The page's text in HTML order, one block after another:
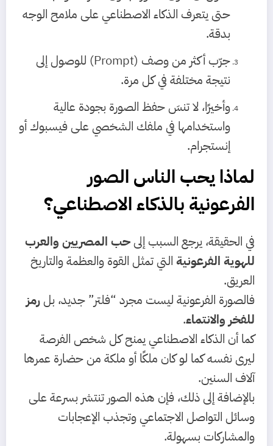
حتى يتعرف الذكاء الاصطناعي على ملامح الوجه
بدقة.
جرّب أكثر من وصف (Prompt) للوصول إلى
نتيجة مختلفة في كل مرة.
وأخيرًا، لا تنسَ حفظ الصورة بجودة عالية
واستخدامها في ملفك الشخصي على فيسبوك أو
إنستجرام.
لماذا يحب الناس الصور
الفرعونية بالذكاء الاصطناعي؟
في الحقيقة، يرجع السبب إلىحب المصريين والعرب
للهوية الفرعونية التي تمثل القوة والعظمة والتاريخ
العريق.
فالصورة الفرعونية ليست مجرد “فلتر” جديد، بلرمز
للفخر والانتماء.
كما أن الذكاء الاصطناعي يمنح كل شخص الفرصة
ليرى نفسه كما لو كان ملكًا أو ملكة من حضارة عمرها
آلاف السنين.
بالإضافة إلى ذلك، فإن هذه الصور تنتشر بسرعة على
وسائل التواصل الاجتماعي وتجذب الإعجابات
والمشاركات بسهولة.